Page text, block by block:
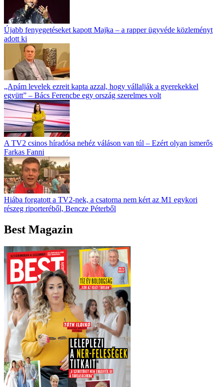
Újabb fenyegetéseket kapott Majka – a rapper ügyvéde közleményt
adott ki
„Apám levelek ezreit kapta azzal, hogy vállalják a gyerekekkel
együtt” – Bács Ferencbe egy ország szerelmes volt
A TV2 csinos híradósa nehéz váláson van túl – Ezért olyan ismerős
Farkas Fanni
Hiába forgatott a TV2-nek, a csatorna nem kért az M1 egykori
részeg riporteréből, Bencze Péterből
Best Magazin